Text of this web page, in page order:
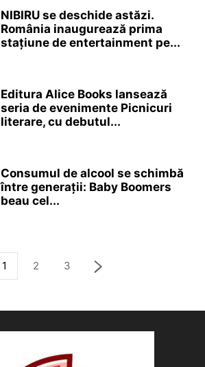
NIBIRU se deschide astăzi.
România inaugurează prima
stațiune de entertainment pe...
Editura Alice Books lansează
seria de evenimente Picnicuri
literare, cu debutul...
Consumul de alcool se schimbă
între generații: Baby Boomers
beau cel...
1 2 3